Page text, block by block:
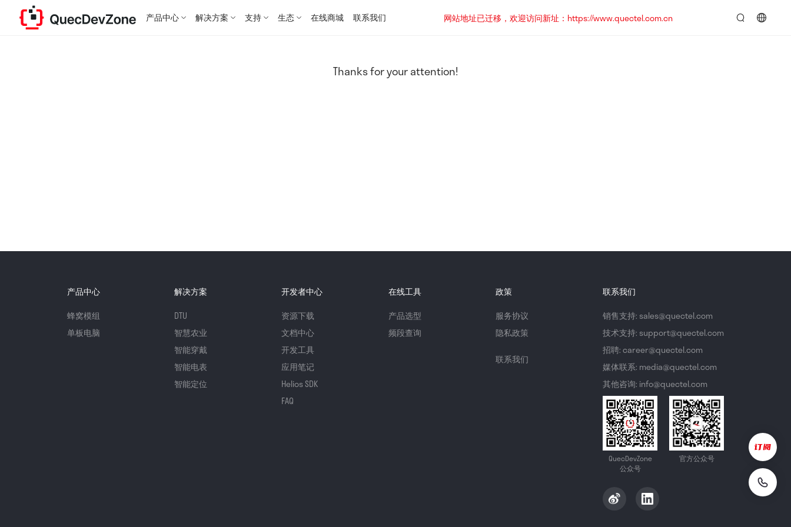
产品中心 解决方案 支持 生态 在线商城 联系我们
网站地址已迁移，欢迎访问新址：https://www.quectel.com.cn
Thanks for your attention!
产品中心
蜂窝模组
单板电脑
解决方案
DTU
智慧农业
智能穿戴
智能电表
智能定位
开发者中心
资源下载
文档中心
开发工具
应用笔记
Helios SDK
FAQ
在线工具
产品选型
频段查询
政策
服务协议
隐私政策
联系我们
联系我们
销售支持: sales@quectel.com
技术支持: support@quectel.com
招聘: career@quectel.com
媒体联系: media@quectel.com
其他咨询: info@quectel.com
QuecDevZone
公众号
官方公众号